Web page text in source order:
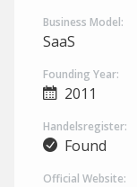
Business Model:
SaaS
Founding Year:
2011
Handelsregister:
Found
Official Website: